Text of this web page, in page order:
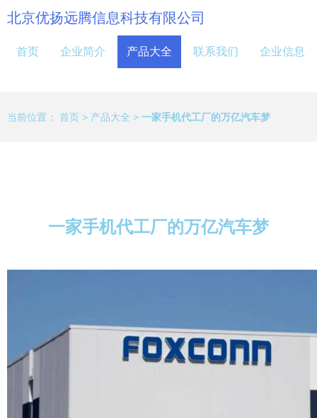
北京优扬远腾信息科技有限公司
首页 企业简介 产品大全 联系我们 企业信息
当前位置： 首页 > 产品大全 > 一家手机代工厂的万亿汽车梦
一家手机代工厂的万亿汽车梦